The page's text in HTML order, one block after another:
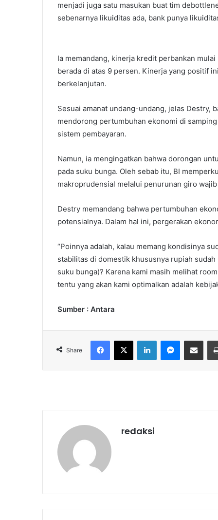
menjadi juga satu masukan buat tim
sebenarnya likuiditas ada, bank punya
Ia memandang, kinerja kredit perbankan
berada di atas 9 persen. Kinerja yang positif
berkelanjutan.
Sesuai amanat undang-undang, jelas Destry,
mendorong pertumbuhan ekonomi di
sistem pembayaran.
Namun, ia mengingatkan bahwa dorongan
pada suku bunga. Oleh sebab itu, BI
makroprudensial melalui penurunan giro wajib
Destry memandang bahwa pertumbuhan
potensialnya. Dalam hal ini, pergerakan
“Poinnya adalah, kalau memang kondisinya
stabilitas di domestik khususnya rupiah
suku bunga)? Karena kami masih melihat
tentu yang akan kami optimalkan adalah
Sumber : Antara
Share
redaksi